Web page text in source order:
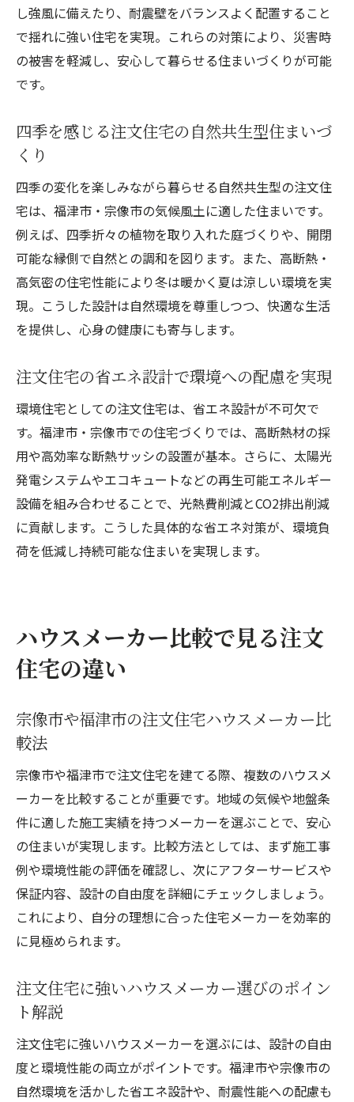
し強風に備えたり、耐震壁をバランスよく配置すること
で揺れに強い住宅を実現。これらの対策により、災害時
の被害を軽減し、安心して暮らせる住まいづくりが可能
です。
四季を感じる注文住宅の自然共生型住まいづ
くり
四季の変化を楽しみながら暮らせる自然共生型の注文住
宅は、福津市・宗像市の気候風土に適した住まいです。
例えば、四季折々の植物を取り入れた庭づくりや、開閉
可能な縁側で自然との調和を図ります。また、高断熱・
高気密の住宅性能により冬は暖かく夏は涼しい環境を実
現。こうした設計は自然環境を尊重しつつ、快適な生活
を提供し、心身の健康にも寄与します。
注文住宅の省エネ設計で環境への配慮を実現
環境住宅としての注文住宅は、省エネ設計が不可欠で
す。福津市・宗像市での住宅づくりでは、高断熱材の採
用や高効率な断熱サッシの設置が基本。さらに、太陽光
発電システムやエコキュートなどの再生可能エネルギー
設備を組み合わせることで、光熱費削減とCO2排出削減
に貢献します。こうした具体的な省エネ対策が、環境負
荷を低減し持続可能な住まいを実現します。
ハウスメーカー比較で見る注文
住宅の違い
宗像市や福津市の注文住宅ハウスメーカー比
較法
宗像市や福津市で注文住宅を建てる際、複数のハウスメ
ーカーを比較することが重要です。地域の気候や地盤条
件に適した施工実績を持つメーカーを選ぶことで、安心
の住まいが実現します。比較方法としては、まず施工事
例や環境性能の評価を確認し、次にアフターサービスや
保証内容、設計の自由度を詳細にチェックしましょう。
これにより、自分の理想に合った住宅メーカーを効率的
に見極められます。
注文住宅に強いハウスメーカー選びのポイン
ト解説
注文住宅に強いハウスメーカーを選ぶには、設計の自由
度と環境性能の両立がポイントです。福津市や宗像市の
自然環境を活かした省エネ設計や、耐震性能への配慮も